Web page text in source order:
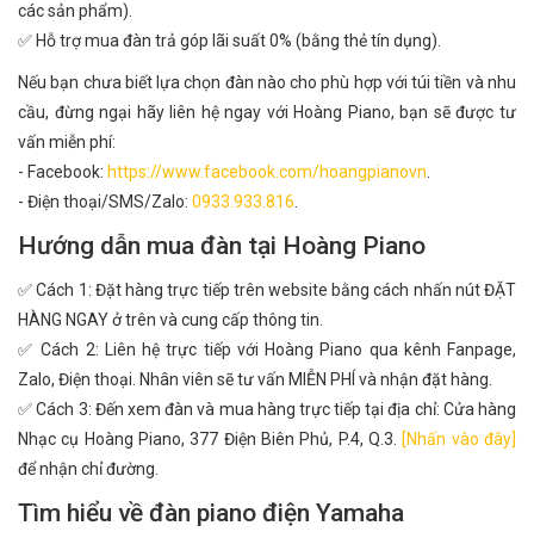
các sản phẩm).
✅ Hỗ trợ mua đàn trả góp lãi suất 0% (bằng thẻ tín dụng).
Nếu bạn chưa biết lựa chọn đàn nào cho phù hợp với túi tiền và nhu
cầu, đừng ngại hãy liên hệ ngay với Hoàng Piano, bạn sẽ được tư
vấn miễn phí:
- Facebook: https://www.facebook.com/hoangpianovn
- Điện thoại/SMS/Zalo: 0933.933.816
Hướng dẫn mua đàn tại Hoàng Piano
✅ Cách 1: Đặt hàng trực tiếp trên website bằng cách nhấn nút ĐẶT
HÀNG NGAY ở trên và cung cấp thông tin.
✅ Cách 2: Liên hệ trực tiếp với Hoàng Piano qua kênh Fanpage,
Zalo, Điện thoại. Nhân viên sẽ tư vấn MIỄN PHÍ và nhận đặt hàng.
✅ Cách 3: Đến xem đàn và mua hàng trực tiếp tại địa chỉ: Cửa hàng
Nhạc cụ Hoàng Piano, 377 Điện Biên Phủ, P.4, Q.3.
[Nhấn vào đây]
để nhận chỉ đường.
Tìm hiểu về đàn piano điện Yamaha